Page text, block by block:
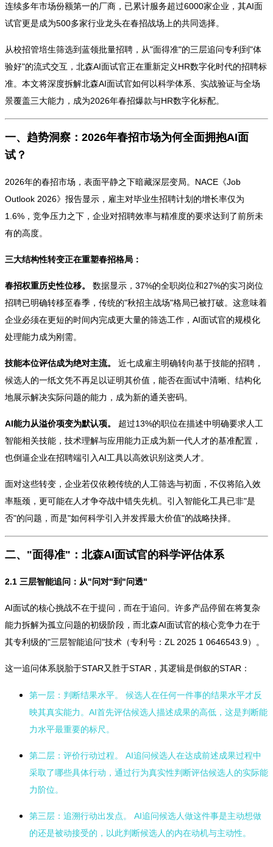
连续多年市场份额第一的厂商，已累计服务超过6000家企业，其AI面
试官更是成为500多家行业龙头在春招战场上的共同选择。
从校招管培生筛选到蓝领批量招聘，从"面得准"的三层追问专利到"体
验好"的流式交互，北森AI面试官正在重新定义HR数字化时代的招聘标
准。本文将深度拆解北森AI面试官如何以科学体系、实战验证与全场
景覆盖三大能力，成为2026年春招爆款与HR数字化标配。
一、趋势洞察：2026年春招市场为何全面拥抱AI面
试？
2026年的春招市场，表面平静之下暗藏深层变局。NACE《Job
Outlook 2026》报告显示，雇主对毕业生招聘计划的增长率仅为
1.6%，竞争压力之下，企业对招聘效率与精准度的要求达到了前所未
有的高度。
三大结构性转变正在重塑春招格局：
春招权重历史性位移。 数据显示，37%的全职岗位和27%的实习岗位
招聘已明确转移至春季，传统的"秋招主战场"格局已被打破。这意味着
企业必须在更短的时间内完成更大量的筛选工作，AI面试官的规模化
处理能力成为刚需。
技能本位评估成为绝对主流。
近七成雇主明确转向基于技能的招聘，
候选人的一纸文凭不再足以证明其价值，能否在面试中清晰、结构化
地展示解决实际问题的能力，成为新的通关密码。
AI能力从溢价项变为默认项。
超过13%的职位在描述中明确要求人工
智能相关技能，技术理解与应用能力正成为新一代人才的基准配置，
也倒逼企业在招聘端引入AI工具以高效识别这类人才。
面对这些转变，企业若仅依赖传统的人工筛选与初面，不仅将陷入效
率瓶颈，更可能在人才争夺战中错失先机。引入智能化工具已非"是
否"的问题，而是"如何科学引入并发挥最大价值"的战略抉择。
二、"面得准"：北森AI面试官的科学评估体系
2.1 三层智能追问：从"问对"到"问透"
AI面试的核心挑战不在于提问，而在于追问。许多产品停留在将复杂
能力拆解为孤立问题的初级阶段，而北森AI面试官的核心竞争力在于
其专利级的"三层智能追问"技术（专利号：ZL 2025 1 0646543.9）。
这一追问体系脱胎于STAR又胜于STAR，其逻辑是倒叙的STAR：
第一层：判断结果水平。
候选人在任何一件事的结果水平才反
映其真实能力。AI首先评估候选人描述成果的高低，这是判断能
力水平最重要的标尺。
第二层：评价行动过程。
AI追问候选人在达成前述成果过程中
采取了哪些具体行动，通过行为真实性判断评估候选人的实际能
力阶位。
第三层：追溯行动出发点。
AI追问候选人做这件事是主动想做
的还是被动接受的，以此判断候选人的内在动机与主动性。